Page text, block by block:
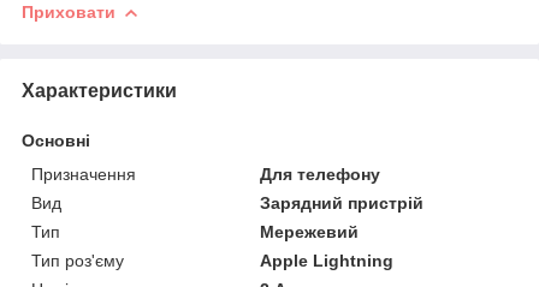
Приховати
Характеристики
Основні
Призначення
Для телефону
Вид
Зарядний пристрій
Тип
Мережевий
Тип роз'єму
Apple Lightning